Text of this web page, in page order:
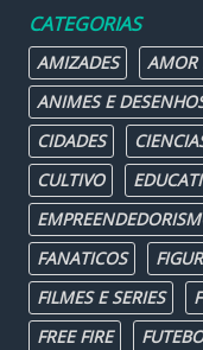
CATEGORIAS
AMIZADES
AMOR
ANIMES E
CIDADES
CULTIVO
FANATICOS
FILMES E SERIES
FREE FIRE